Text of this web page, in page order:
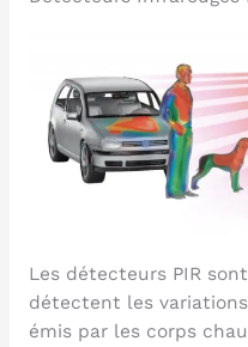
Les détecteurs PIR
détectent les
émis par les corps